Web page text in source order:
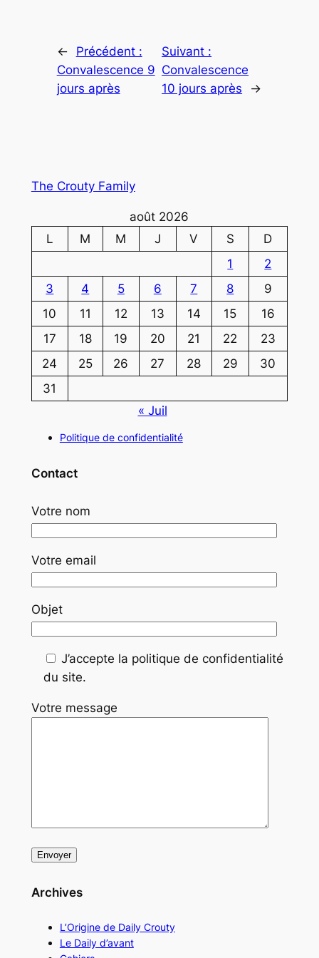
←
Précédent :
Convalescence 9
jours après
Suivant :
Convalescence
10 jours après
→
The Crouty Family
août 2026
L
M M J V S
D
1
2
3
4 5 6 7 8
9
10
11 12 13 14 15
16
17
18 19 20 21 22
23
24
25 26 27 28 29
30
31
« Juil
Politique de confidentialité
Contact
Votre nom
Votre email
Objet
J’accepte la politique de confidentialité
du site.
Votre message
Archives
L’Origine de Daily Crouty
Le Daily d’avant